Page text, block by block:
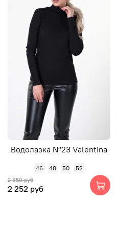
Водолазка №23 Valentina
46 48 50 52
2 650 руб
2 252 руб